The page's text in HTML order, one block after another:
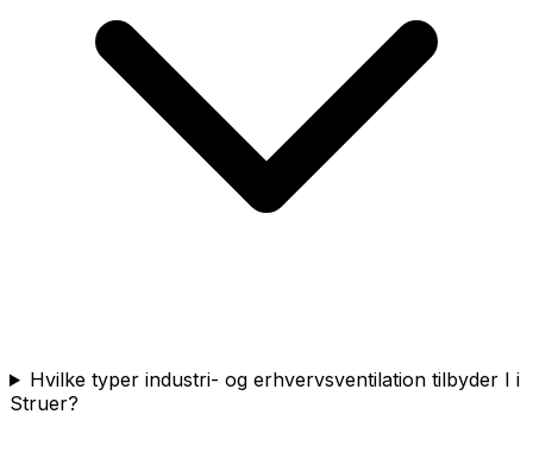
Hvilke typer industri- og erhvervsventilation tilbyder I i
Struer?